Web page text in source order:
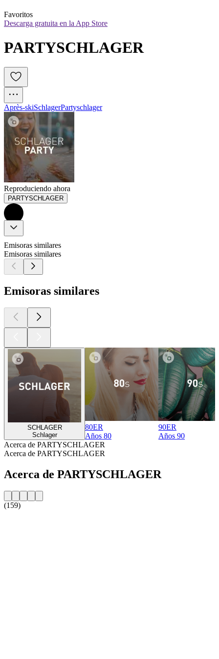
Favoritos
Descarga gratuita en la App Store
PARTYSCHLAGER
Après-skiSchlagerPartyschlager
Reproduciendo ahora
PARTYSCHLAGER
Emisoras similares
Emisoras similares
Emisoras similares
SCHLAGER
Schlager
80ER
Años 80
90ER
Años 90
Acerca de PARTYSCHLAGER
Acerca de PARTYSCHLAGER
Acerca de PARTYSCHLAGER
(159)